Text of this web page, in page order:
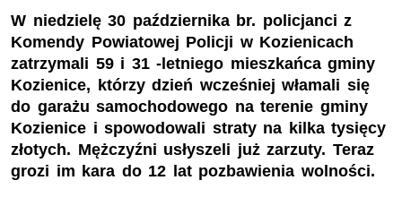
W niedzielę 30 października br. policjanci z
Komendy Powiatowej Policji w Kozienicach
zatrzymali 59 i 31 -letniego mieszkańca gminy
Kozienice, którzy dzień wcześniej włamali się
do garażu samochodowego na terenie gminy
Kozienice i spowodowali straty na kilka tysięcy
złotych. Mężczyźni usłyszeli już zarzuty. Teraz
grozi im kara do 12 lat pozbawienia wolności.